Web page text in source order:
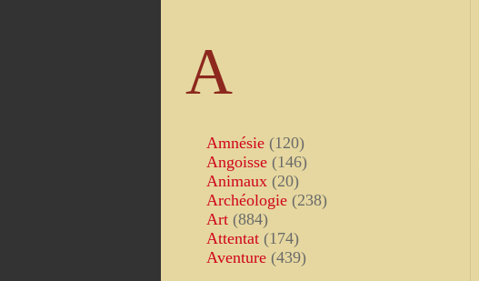
A
Amnésie (120)
Angoisse (146)
Animaux (20)
Archéologie (238)
Art (884)
Attentat (174)
Aventure (439)